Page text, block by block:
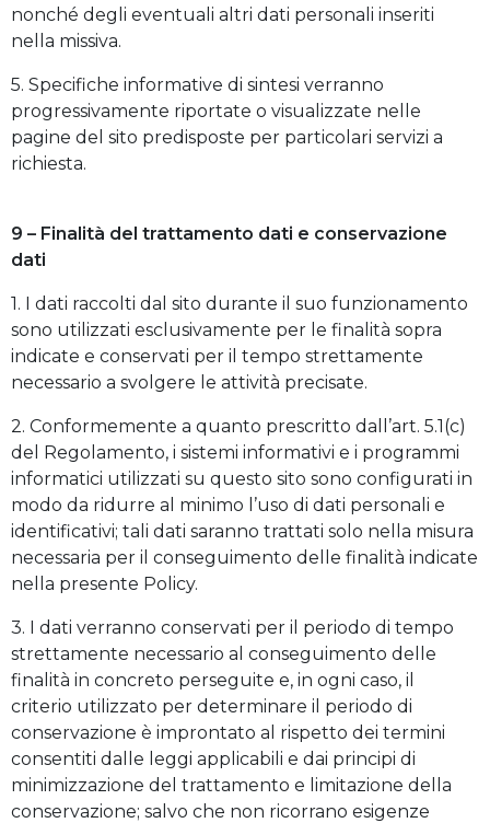
nonché degli eventuali altri dati personali inseriti
nella missiva.
5. Specifiche informative di sintesi verranno
progressivamente riportate o visualizzate nelle
pagine del sito predisposte per particolari servizi a
richiesta.
9 – Finalità del trattamento dati e conservazione
dati
1. I dati raccolti dal sito durante il suo funzionamento
sono utilizzati esclusivamente per le finalità sopra
indicate e conservati per il tempo strettamente
necessario a svolgere le attività precisate.
2. Conformemente a quanto prescritto dall’art. 5.1(c)
del Regolamento, i sistemi informativi e i programmi
informatici utilizzati su questo sito sono configurati in
modo da ridurre al minimo l’uso di dati personali e
identificativi; tali dati saranno trattati solo nella misura
necessaria per il conseguimento delle finalità indicate
nella presente Policy.
3. I dati verranno conservati per il periodo di tempo
strettamente necessario al conseguimento delle
finalità in concreto perseguite e, in ogni caso, il
criterio utilizzato per determinare il periodo di
conservazione è improntato al rispetto dei termini
consentiti dalle leggi applicabili e dai principi di
minimizzazione del trattamento e limitazione della
conservazione; salvo che non ricorrano esigenze